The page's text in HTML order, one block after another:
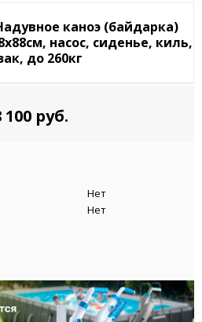
каноэ (байдарка)
насос, сиденье, киль,
до 260кг
100 руб.
Нет
Нет